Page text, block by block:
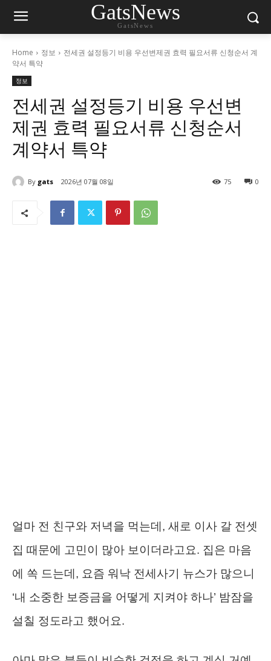
GatsNews
GatsNews
Home 정보
전세권 설정등기 비용 우선변제권 효력 필요서류 신청순서 계
약서 특약
정보
전세권 설정등기 비용 우선변
제권 효력 필요서류 신청순서
계약서 특약
By gats 2026년 07월 08일 0
75
얼마 전 친구와 저녁을 먹는데, 새로 이사 갈 전셋
집 때문에 고민이 많아 보이더라고요. 집은 마음
에 쏙 드는데, 요즘 워낙 전세사기 뉴스가 많으니
‘내 소중한 보증금을 어떻게 지켜야 하나’ 밤잠을
설칠 정도라고 했어요.